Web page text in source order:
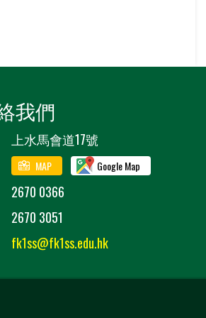
我們
:上水馬會道17號
MAP Google Map
2670 0366
2670 3051
fk1ss@fk1ss.edu.hk